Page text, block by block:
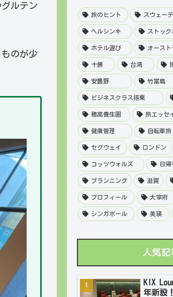
ルテン
のが少
旅のヒント スウェー
ヘルシンキ ストック
ホテル選び オースト
十勝 台湾
安曇野 竹富島
ビジネスクラス搭乗
穂高養生園 旅エッセ
健康管理 自転車旅
セグウェイ ロンドン
コッツウォルズ 日帰
プランニング 滋賀
プロフィール 大宰府
シンガポール 美瑛
人気記
KIX
年新設